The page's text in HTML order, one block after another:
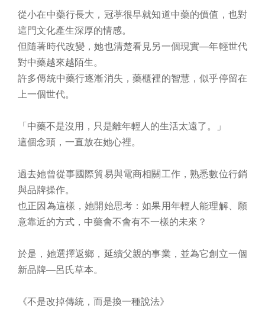
從小在中藥行長大，冠葶很早就知道中藥的價值，也對
這門文化產生深厚的情感。
但隨著時代改變，她也清楚看見另一個現實—年輕世代
對中藥越來越陌生。
許多傳統中藥行逐漸消失，藥櫃裡的智慧，似乎停留在
上一個世代。
「中藥不是沒用，只是離年輕人的生活太遠了。」
這個念頭，一直放在她心裡。
過去她曾從事國際貿易與電商相關工作，熟悉數位行銷
與品牌操作。
也正因為這樣，她開始思考：如果用年輕人能理解、願
意靠近的方式，中藥會不會有不一樣的未來？
於是，她選擇返鄉，延續父親的事業，並為它創立一個
新品牌—呂氏草本。
《不是改掉傳統，而是換一種說法》